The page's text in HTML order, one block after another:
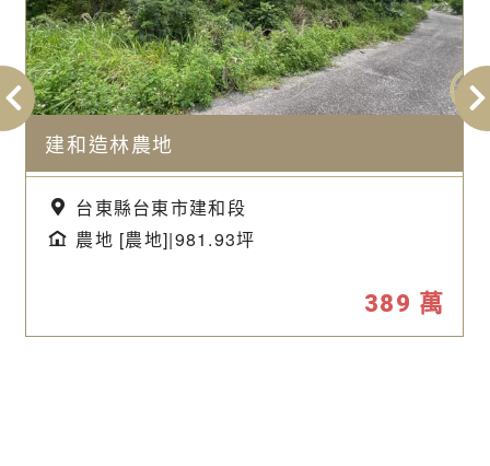
建和造林農地
台東縣台東市建和段
農地 [農地]|981.93坪
389 萬